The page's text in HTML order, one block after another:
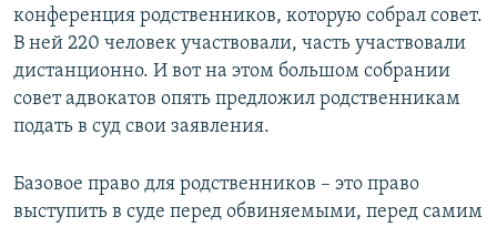
конференция родственников, которую собрал совет.
В ней 220 человек участвовали, часть участвовали
дистанционно. И вот на этом большом собрании
совет адвокатов опять предложил родственникам
подать в суд свои заявления.
Базовое право для родственников – это право
выступить в суде перед обвиняемыми, перед самим